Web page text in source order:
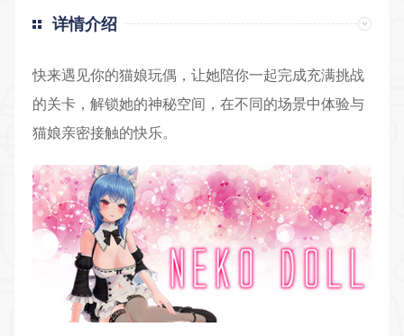
详情介绍
快来遇见你的猫娘玩偶，让她陪你一起完成充满挑战
的关卡 ，解锁她的神秘空间，在不同的场景中体验与
猫娘亲密接触的快乐。